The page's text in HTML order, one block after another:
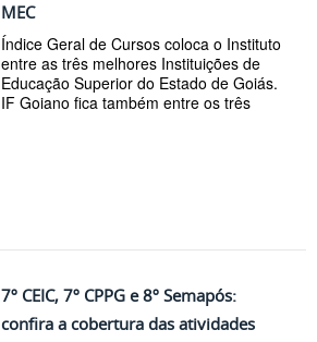
MEC
Índice Geral de Cursos coloca o Instituto
entre as três melhores Instituições de
Educação Superior do Estado de Goiás.
IF Goiano fica também entre os três
7º CEIC, 7º CPPG e 8º Semapós:
confira a cobertura das atividades